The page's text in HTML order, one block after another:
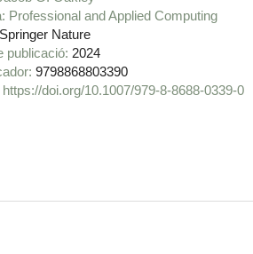
Professional and Applied Computing
Springer Nature
publicació 2024
9798868803390
https://doi.org/10.1007/979-8-8688-0339-0